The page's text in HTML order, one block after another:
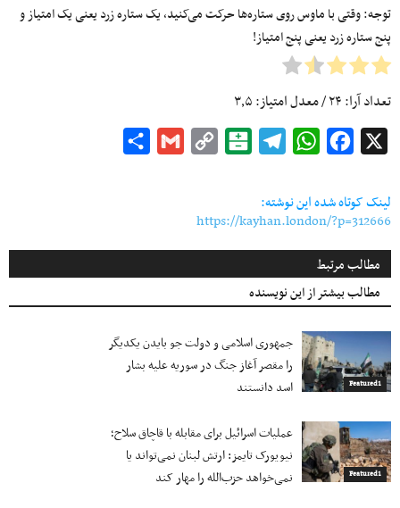
توجه: وقتی با ماوس روی ستاره‌ها حرکت می‌کنید، یک ستاره زرد یعنی یک امتیاز و
پنج ستاره زرد یعنی پنج امتیاز!
تعداد آرا:۲۴/ معدل امتیاز:۳٫۵
Facebook
WhatsApp
Telegram
Balatarin
Copy
Gmail
لینک کوتاه شده این نوشته:
https://kayhan.london/?p=312666
مطالب مرتبط
مطالب بیشتر از این نویسنده
Featured1
جمهوری اسلامی و دولت جو بایدن یکدیگر
را مقصر آغاز جنگ در سوریه علیه بشار
اسد دانستند
Featured1
عملیات اسرائیل برای مقابله با قاچاق سلاح؛
نیویورک تایمز: ارتش لبنان نمی‌تواند یا
نمی‌خواهد حزب‌الله را مهار کند